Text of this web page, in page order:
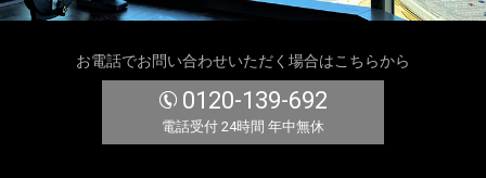
お電話でお問い合わせいただく場合はこちらから
0120-139-692
電話受付 24時間 年中無休